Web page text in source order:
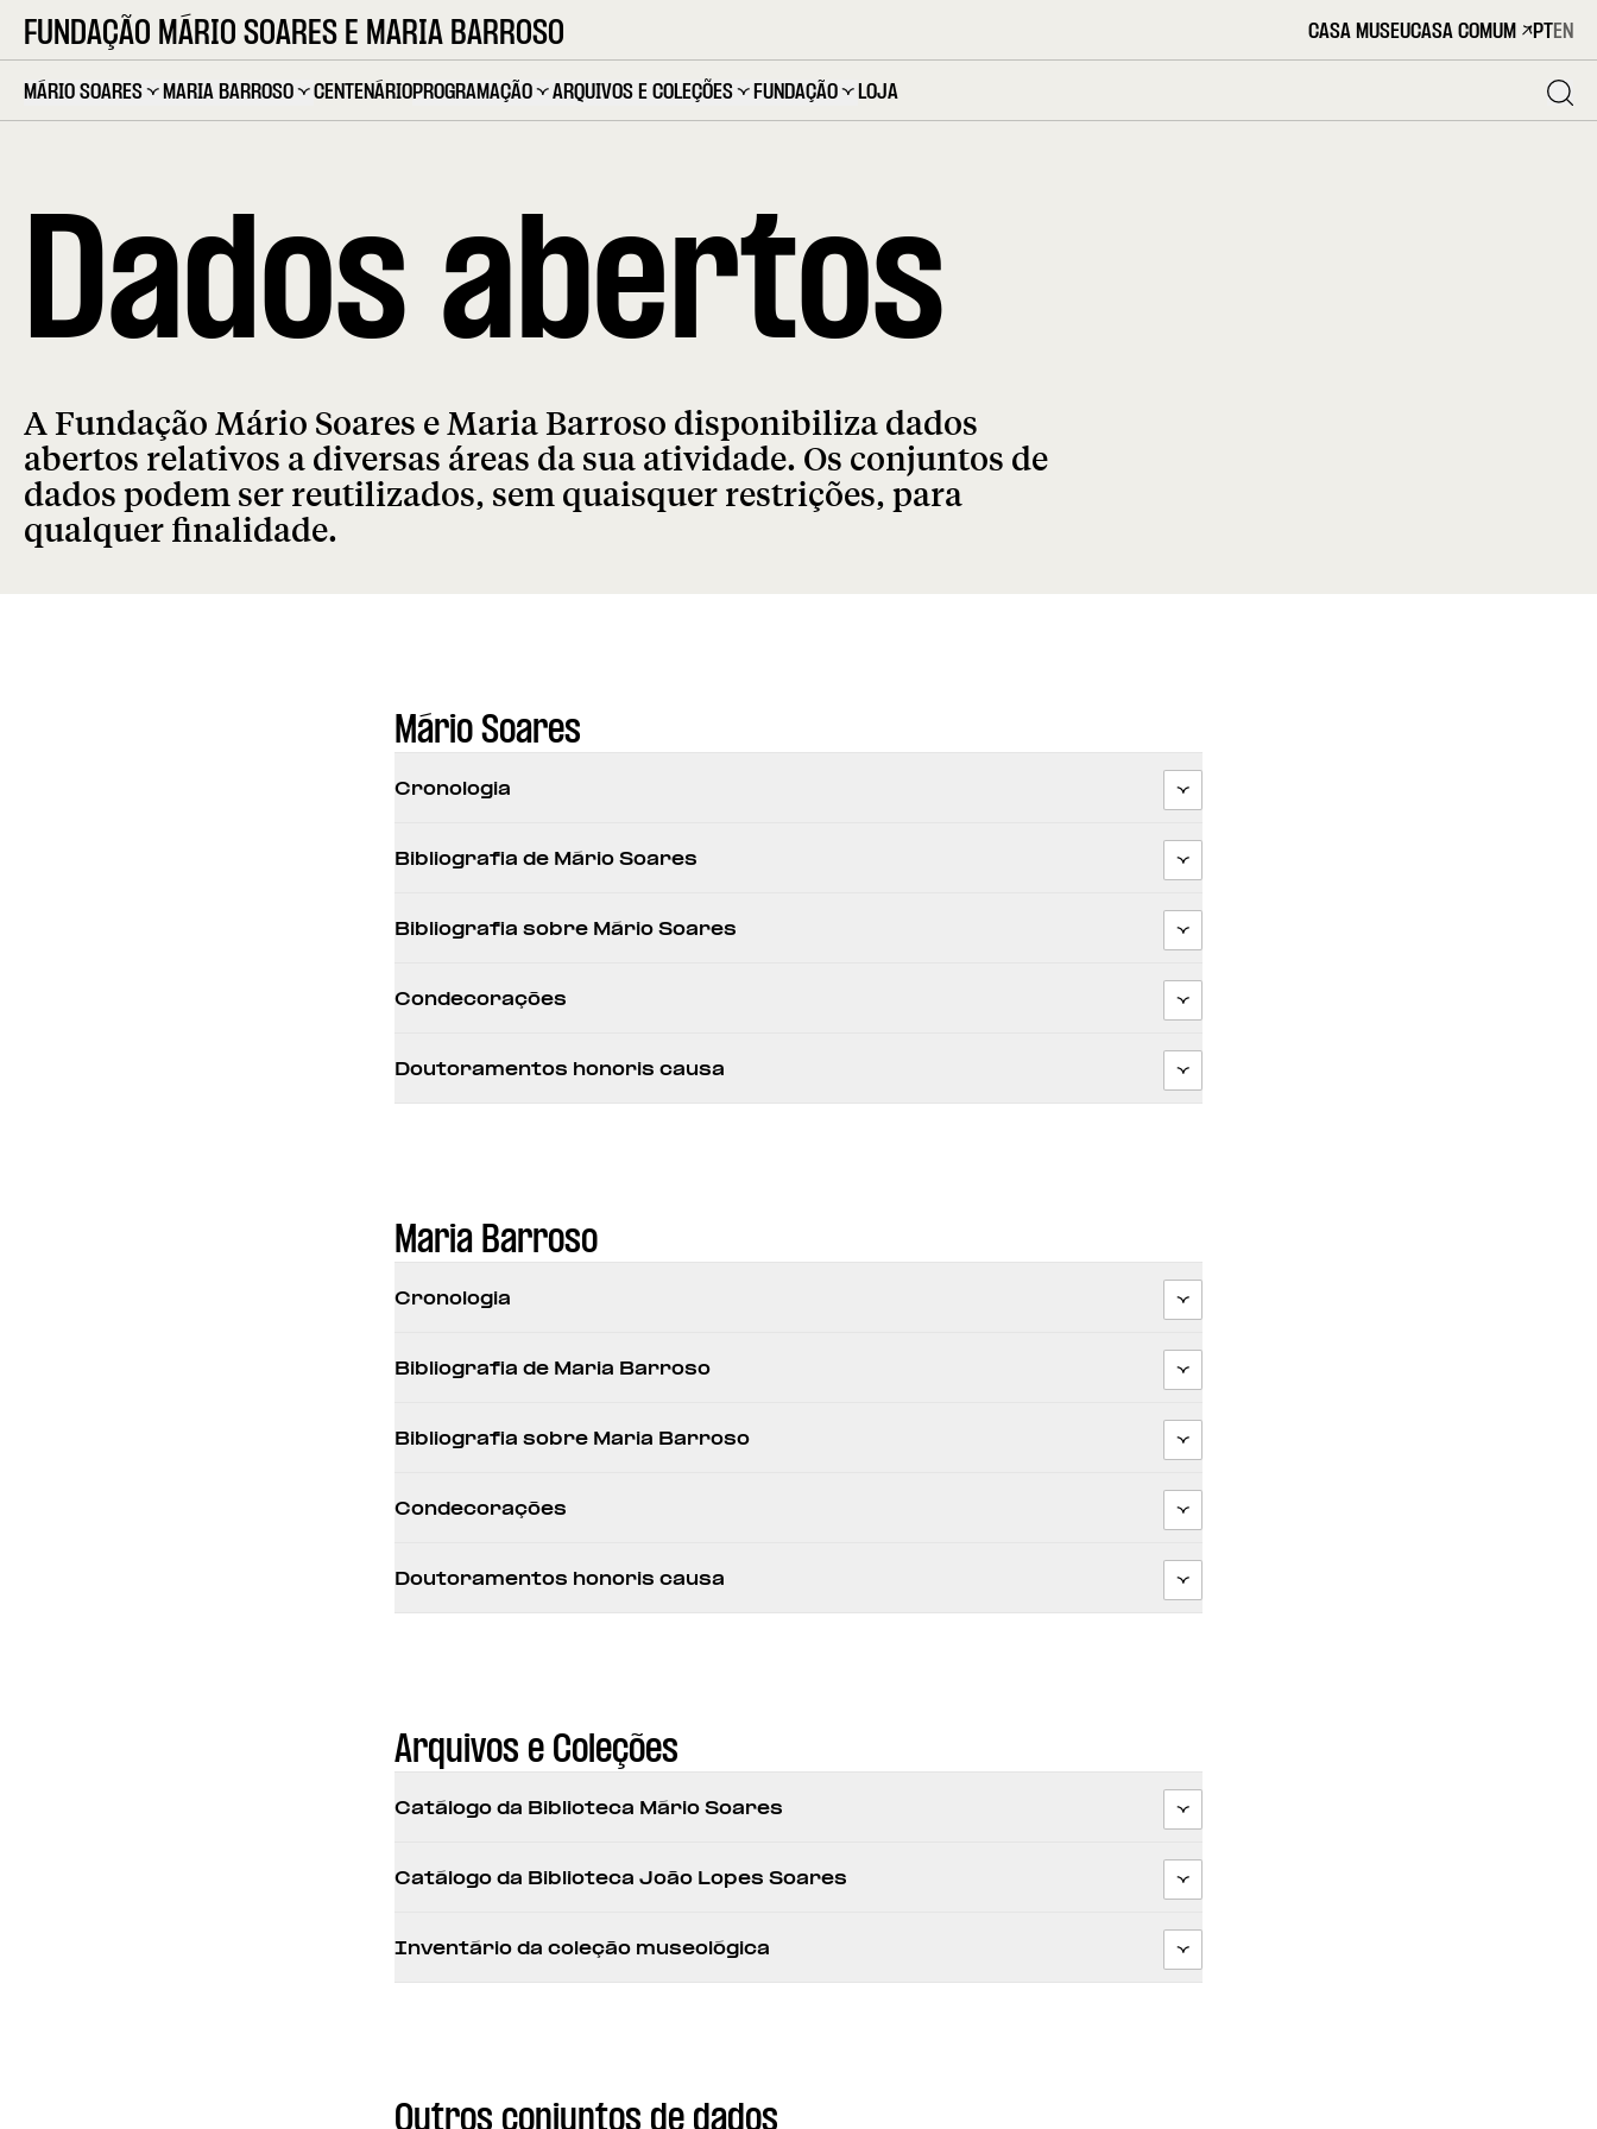
FUNDAÇÃO MÁRIO SOARES E MARIA BARROSO CASA MUSEUCASA COMUM PTEN
MÁRIO SOARES MARIA BARROSO CENTENÁRIOPROGRAMAÇÃO ARQUIVOS E COLEÇÕES FUNDAÇÃO LOJA
Dados abertos
A Fundação Mário Soares e Maria Barroso disponibiliza dados
abertos relativos a diversas áreas da sua atividade. Os conjuntos de
dados podem ser reutilizados, sem quaisquer restrições, para
qualquer finalidade.
Mário Soares
Cronologia
Bibliografia de Mário Soares
Bibliografia sobre Mário Soares
Condecorações
Doutoramentos honoris causa
Maria Barroso
Cronologia
Bibliografia de Maria Barroso
Bibliografia sobre Maria Barroso
Condecorações
Doutoramentos honoris causa
Arquivos e Coleções
Catálogo da Biblioteca Mário Soares
Catálogo da Biblioteca João Lopes Soares
Inventário da coleção museológica
Outros conjuntos de dados